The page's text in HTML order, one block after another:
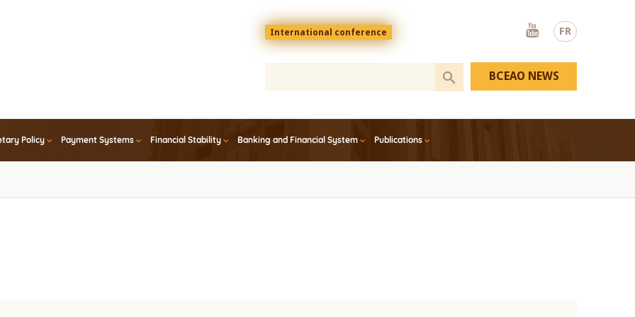
FR
Menu
top
En
International conference
Youtube
Policy Payment Systems Financial Stability Banking and Financial System Publications
BCEAO NEWS